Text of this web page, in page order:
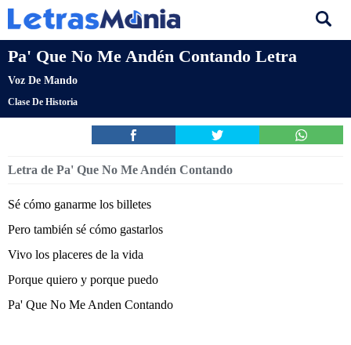
Pa' Que No Me Andén Contando Letra
Voz De Mando
Clase De Historia
Letra de Pa' Que No Me Andén Contando
Sé cómo ganarme los billetes
Pero también sé cómo gastarlos
Vivo los placeres de la vida
Porque quiero y porque puedo
Pa' Que No Me Anden Contando